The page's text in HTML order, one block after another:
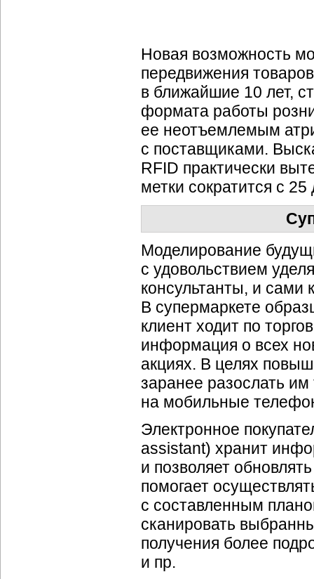
Новая возможность
передвижения
в ближайшие 10 лет,
формата работы
ее неотъемлемым
с поставщиками.
RFID практически
метки сократится с
Моделирование
с удовольствием
консультанты, и
В супермаркете
клиент ходит по
информация о всех
акциях. В целях
заранее разослать
на мобильные
Электронное
assistant) хранит
и позволяет
помогает
с составленным
сканировать
получения более
и пр.